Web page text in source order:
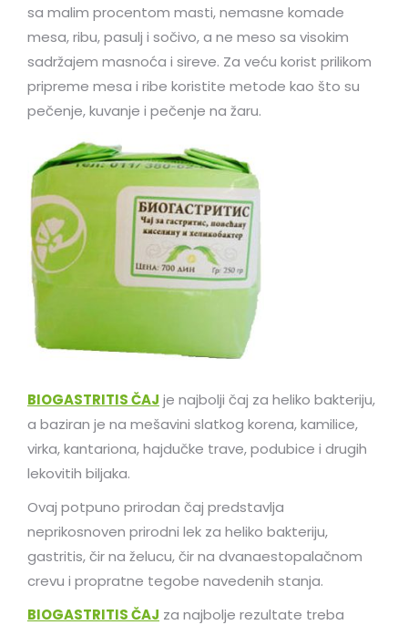
sa malim procentom masti, nemasne komade
mesa, ribu, pasulj i sočivo, a ne meso sa visokim
sadržajem masnoća i sireve. Za veću korist prilikom
pripreme mesa i ribe koristite metode kao što su
pečenje, kuvanje i pečenje na žaru.
BIOGASTRITIS ČAJ je najbolji čaj za heliko bakteriju,
a baziran je na mešavini slatkog korena, kamilice,
virka, kantariona, hajdučke trave, podubice i drugih
lekovitih biljaka.
Ovaj potpuno prirodan čaj predstavlja
neprikosnoven prirodni lek za heliko bakteriju,
gastritis, čir na želucu, čir na dvanaestopalačnom
crevu i propratne tegobe navedenih stanja.
BIOGASTRITIS ČAJ za najbolje rezultate treba